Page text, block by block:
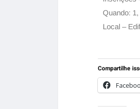
Quando:
Local –
Compartilhe